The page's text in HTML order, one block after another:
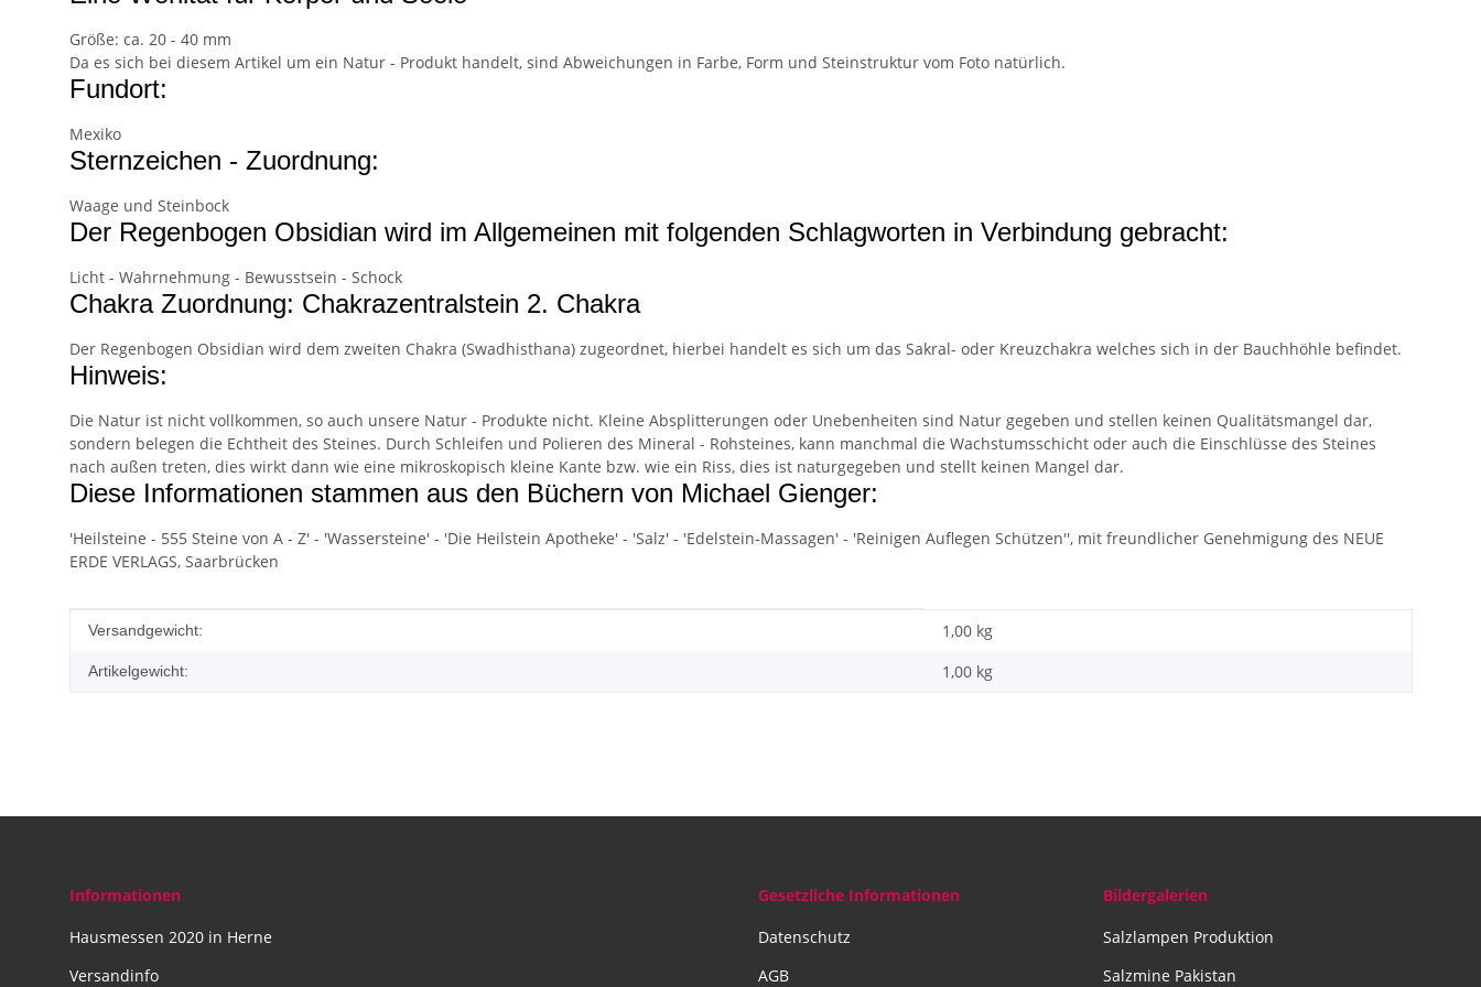
Größe: ca. 20 - 40 mm
Da es sich bei diesem Artikel um ein Natur - Produkt handelt, sind Abweichungen in Farbe, Form und Steinstruktur vom Foto natürlich.
Fundort:
Mexiko
Sternzeichen - Zuordnung:
Waage und Steinbock
Der Regenbogen Obsidian wird im Allgemeinen mit folgenden Schlagworten in Verbindung gebracht:
Licht - Wahrnehmung - Bewusstsein - Schock
Chakra Zuordnung: Chakrazentralstein 2. Chakra
Der Regenbogen Obsidian wird dem zweiten Chakra (Swadhisthana) zugeordnet, hierbei handelt es sich um das Sakral- oder Kreuzchakra welches sich in der Bauchhöhle befindet.
Hinweis:
Die Natur ist nicht vollkommen, so auch unsere Natur - Produkte nicht. Kleine Absplitterungen oder Unebenheiten sind Natur gegeben und stellen keinen Qualitätsmangel dar,
sondern belegen die Echtheit des Steines. Durch Schleifen und Polieren des Mineral - Rohsteines, kann manchmal die Wachstumsschicht oder auch die Einschlüsse des Steines
nach außen treten, dies wirkt dann wie eine mikroskopisch kleine Kante bzw. wie ein Riss, dies ist naturgegeben und stellt keinen Mangel dar.
Diese Informationen stammen aus den Büchern von Michael Gienger:
'Heilsteine - 555 Steine von A - Z' - 'Wassersteine' - 'Die Heilstein Apotheke' - 'Salz' - 'Edelstein-Massagen' - 'Reinigen Auflegen Schützen'', mit freundlicher Genehmigung des NEUE
ERDE VERLAGS, Saarbrücken
Produkteigenschaft
Wert
Versandgewicht: 1,00 kg
Artikelgewicht: 1,00 kg
Informationen
Hausmessen 2020 in Herne
Versandinfo
Gesetzliche Informationen
Datenschutz
AGB
Bildergalerien
Salzlampen Produktion
Salzmine Pakistan